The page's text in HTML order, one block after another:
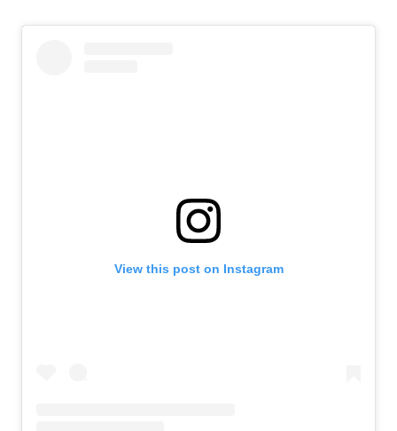
View this post on Instagram